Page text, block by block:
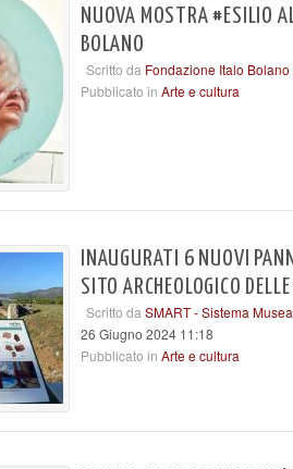
NUOVA MOSTRA #ESILIO
BOLANO
Scritto da Fondazione Italo Bolano
Pubblicato in Arte e cultura
INAUGURATI 6 NUOVI
SITO ARCHEOLOGICO
Scritto da SMART - Sistema
26 Giugno 2024 11:18
Pubblicato in Arte e cultura